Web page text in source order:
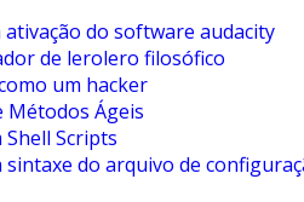
do software audacity
de lerolero filosófico
um hacker
Ágeis
Scripts
sintaxe do arquivo de